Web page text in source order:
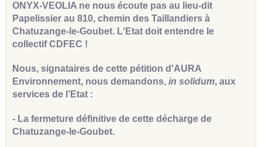
ONYX-VEOLIA ne nous écoute pas au lieu-dit
Papelissier au 810, chemin des Taillandiers à
Chatuzange-le-Goubet. L'Etat doit entendre le
collectif CDFEC !
Nous, signataires de cette pétition d'AURA
Environnement, nous demandons, in solidum, aux
services de l’Etat :
- La fermeture définitive de cette décharge de
Chatuzange-le-Goubet.